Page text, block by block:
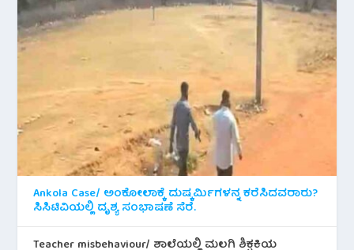
Ankola Case/ ಅಂಕೋಲಾಕ್ಕೆ ದುಷ್ಕರ್ಮಿಗಳನ್ನ ಕರೆಸಿದವರಾರು?
ಸಿಸಿಟಿವಿಯಲ್ಲಿ ದೃಶ್ಯ ಸಂಭಾಷಣೆ ಸೆರೆ.
Teacher misbehaviour/ ಶಾಲೆಯಲ್ಲಿ ಮಲಗಿ ಶಿಕ್ಷಕಿಯ